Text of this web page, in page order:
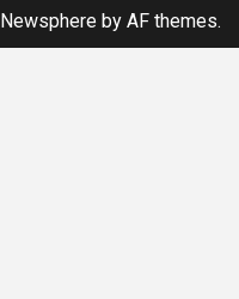
Newsphere by AF themes.